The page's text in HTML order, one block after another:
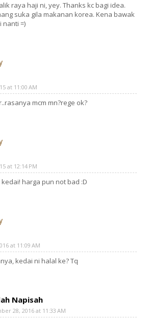
raya haji ni, yey. Thanks kc bagi idea.
suka gila makanan korea. Kena bawak
nanti =)
at 11:00 AM
mcm mn?rege ok?
at 12:14 PM
harga pun not bad :D
at 11:09 AM
kedai ni halal ke? Tq
Napisah
28, 2016 at 11:33 AM